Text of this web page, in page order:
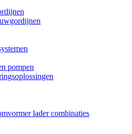
pompen
lader combinaties